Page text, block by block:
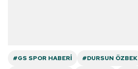
#GS SPOR HABERI #DURSUN ÖZBEK